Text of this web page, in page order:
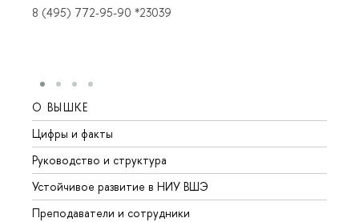
8 (495) 772-95-90 *23039
О ВЫШКЕ
Цифры и факты
Руководство и структура
Устойчивое развитие в НИУ ВШЭ
Преподаватели и сотрудники